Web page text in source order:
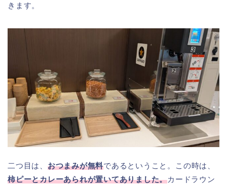
きます。
二つ目は、 おつまみが無料であるということ。この時は、
柿ピーとカレーあられが置いてありました。カードラウン